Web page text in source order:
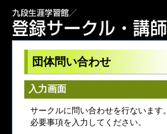
団体問い合わせ
入力画面
サークルに問い合わせを行ないます。
必要事項を入力してください。